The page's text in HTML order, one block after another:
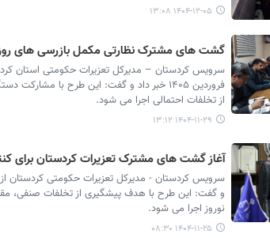
۱۴۰۴-۱۲-۰۵ ۱۳:۰۸
گشت های مشترک نظارتی مکمل بازرسی های
فروردین ۱۴۰۵ خبر داد و گفت: این طرح با
از تخلفات احتمالی اجرا می شود.
۱۴۰۴-۱۱-۲۹ ۱۳:۱۲
آغاز گشت های مشترک تعزیرات کردستان برای
و گفت: این طرح با هدف پیشگیری از تخلفات صنفی،
نوروز اجرا می شود.
۱۴۰۴-۱۱-۲۵ ۰۸:۳۰